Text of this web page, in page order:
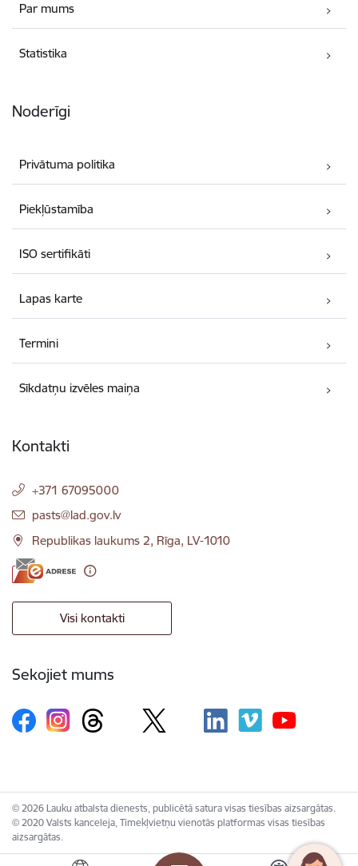
Par mums
Statistika
Noderīgi
Privātuma politika
Piekļūstamība
ISO sertifikāti
Lapas karte
Termini
Sīkdatņu izvēles maiņa
Kontakti
+371 67095000
E-pasts:
pasts@lad.gov.lv
Republikas laukums 2, Rīga, LV-1010
Visi kontakti
Sekojiet mums
© 2026 Lauku atbalsta dienests, publicētā satura visas tiesības aizsargātas.
© 2020 Valsts kanceleja, Tīmekļvietņu vienotās platformas visas tiesības
aizsargātas.